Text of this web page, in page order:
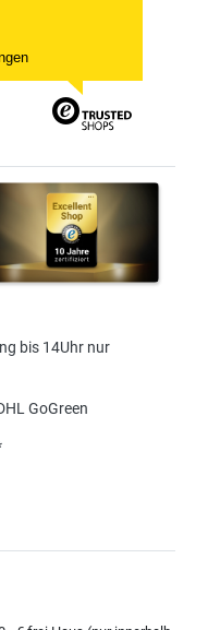
bis 14Uhr nur
GoGreen